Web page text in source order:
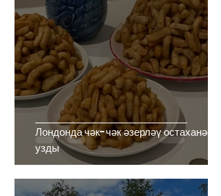
Лондонда чәк-чәк әзерләү остаханәсе
узды